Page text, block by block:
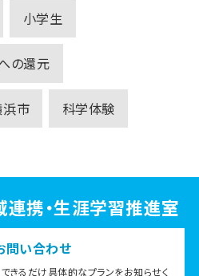
小学生
の還元
市 科学体験
携・生涯学習推進室
問い合わせ
きるだけ具体的なプランをお知らせく